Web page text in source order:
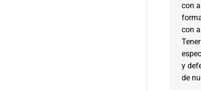
con
con
y
de